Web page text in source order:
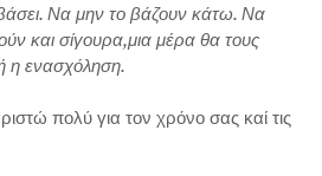
Να μην το βάζουν κάτω. Να
και σίγουρα,μια μέρα θα τους
η ενασχόληση.
για τον χρόνο σας καί τις